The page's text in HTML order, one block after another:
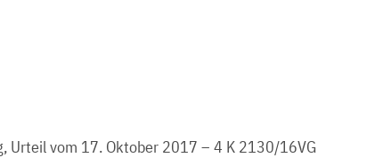
Urteil vom 17. Oktober 2017 – 4 K 2130/16VG